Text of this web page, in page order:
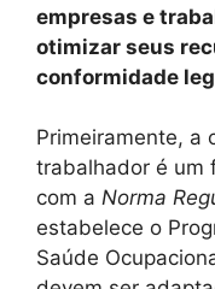
empresas e
otimizar seus
conformidade
Primeiramente, a
trabalhador é um
com a Norma
estabelece o
Saúde